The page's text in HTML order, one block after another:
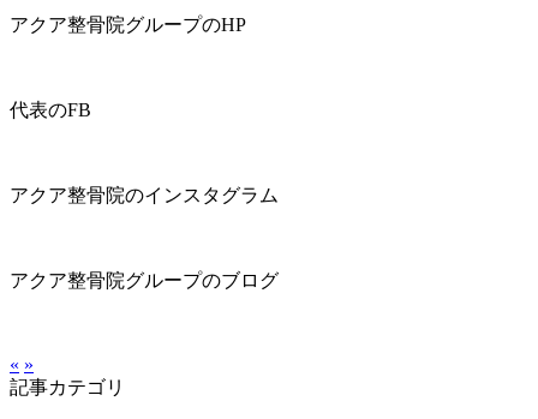
アクア整骨院グループのHP
代表のFB
アクア整骨院のインスタグラム
アクア整骨院グループのブログ
« »
記事カテゴリ